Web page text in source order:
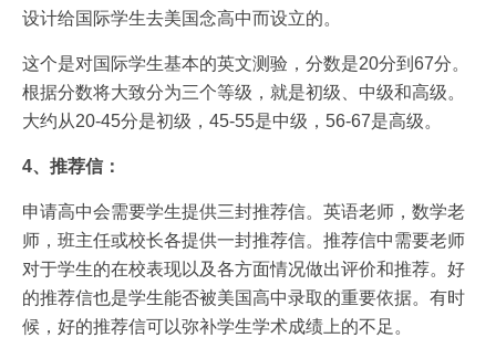
设计给国际学生去美国念高中而设立的。
这个是对国际学生基本的英文测验，分数是20分到67分。
根据分数将大致分为三个等级，就是初级、中级和高级。
大约从20-45分是初级，45-55是中级，56-67是高级。
4、推荐信：
申请高中会需要学生提供三封推荐信。英语老师，数学老
师，班主任或校长各提供一封推荐信。推荐信中需要老师
对于学生的在校表现以及各方面情况做出评价和推荐。好
的推荐信也是学生能否被美国高中录取的重要依据。有时
候，好的推荐信可以弥补学生学术成绩上的不足。